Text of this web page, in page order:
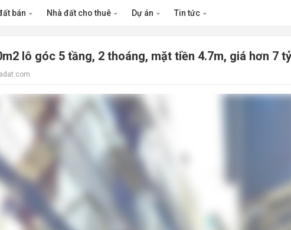
bán Nhà đất cho thuê Dự án Tin tức
lô góc 5 tầng, 2 thoáng, mặt tiền 4.7m, giá hơn 7 tỷ